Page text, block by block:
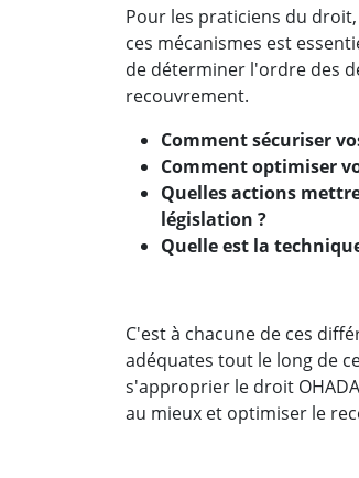
Pour les praticiens du
ces mécanismes est
de déterminer l'ordre des
recouvrement.
Comment sécuriser
Comment optimiser
Quelles actions
législation ?
Quelle est la
C'est à chacune de ces
adéquates tout le long de
s'approprier le droit
au mieux et optimiser le